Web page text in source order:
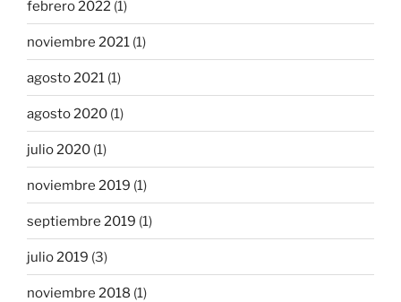
febrero 2022 (1)
noviembre 2021 (1)
agosto 2021 (1)
agosto 2020 (1)
julio 2020 (1)
noviembre 2019 (1)
septiembre 2019 (1)
julio 2019 (3)
noviembre 2018 (1)